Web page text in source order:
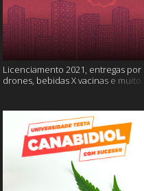
Licenciamento 2021, entregas por
drones, bebidas X vacinas e muito